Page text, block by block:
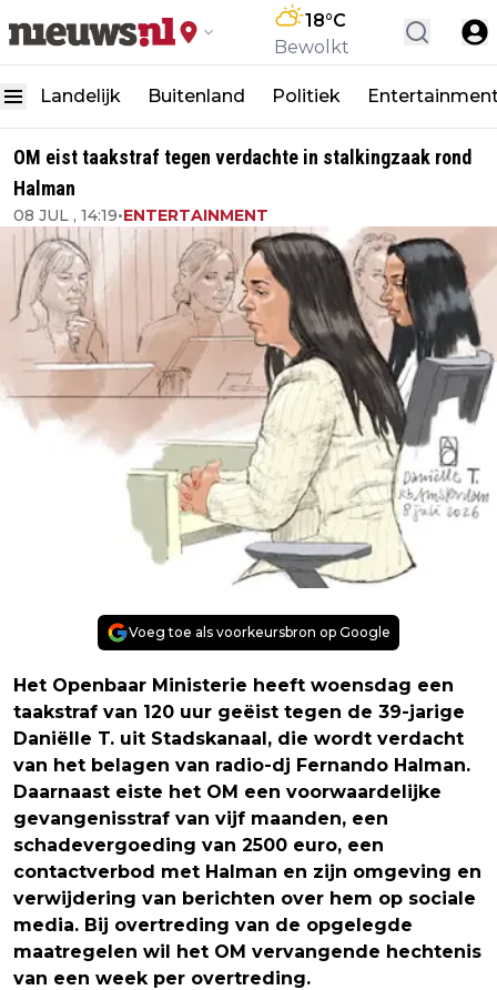
18°C
Bewolkt
Landelijk Buitenland Politiek
OM eist taakstraf tegen verdachte in stalkingzaak rond
Halman
08 JUL , 14:19•ENTERTAINMENT
Voeg toe als voorkeursbron op Google
Het Openbaar Ministerie heeft woensdag een
taakstraf van 120 uur geëist tegen de 39-jarige
Daniëlle T. uit Stadskanaal, die wordt verdacht
van het belagen van radio-dj Fernando Halman.
Daarnaast eiste het OM een voorwaardelijke
gevangenisstraf van vijf maanden, een
schadevergoeding van 2500 euro, een
contactverbod met Halman en zijn omgeving en
verwijdering van berichten over hem op sociale
media. Bij overtreding van de opgelegde
maatregelen wil het OM vervangende hechtenis
van een week per overtreding.